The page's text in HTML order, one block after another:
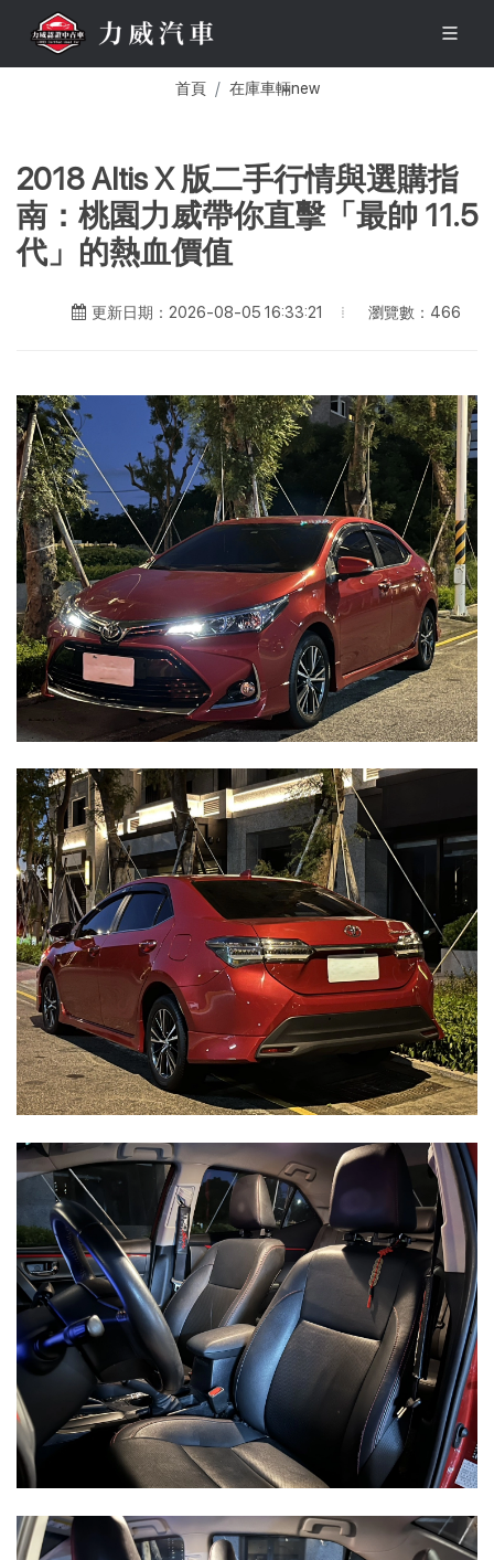
首頁 在庫車輛new
2018 Altis X 版二手行情與選購指
南：桃園力威帶你直擊「最帥 11.5
代」的熱血價值
更新日期：2026-08-05 16:33:21 瀏覽數：466